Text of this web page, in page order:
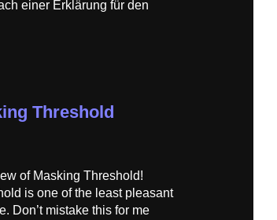
einer Erklärung für den
Threshold
of Masking Threshold!
is one of the least pleasant
Don’t mistake this for me